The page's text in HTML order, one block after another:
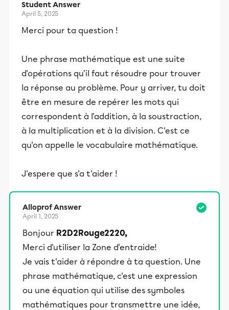
Student Answer
April 5, 2025
Merci pour ta question !
Une phrase mathématique est une suite
d'opérations qu'il faut résoudre pour trouver
la réponse au problème. Pour y arriver, tu doit
être en mesure de repérer les mots qui
correspondent à l'addition, à la soustraction,
à la multiplication et à la division. C'est ce
qu'on appelle le vocabulaire mathématique.
J'espere que s'a t'aider !
Alloprof Answer
April 1, 2025
Bonjour R2D2Rouge2220,
Merci d'utiliser la Zone d'entraide!
Je vais t'aider à répondre à ta question. Une
phrase mathématique, c'est une expression
ou une équation qui utilise des symboles
mathématiques pour transmettre une idée,